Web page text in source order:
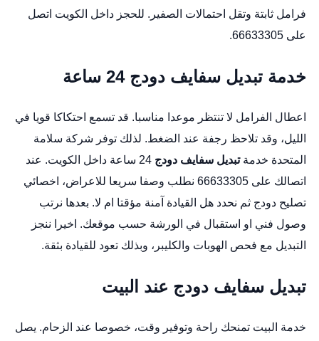
فرامل ثابتة وتقل احتمالات الصفير. للحجز داخل الكويت اتصل
على 66633305.
خدمة تبديل سفايف دودج 24 ساعة
اعطال الفرامل لا تنتظر موعدا مناسبا. قد تسمع احتكاكا قويا في
الليل، وقد تلاحظ رجفة عند الضغط. لذلك توفر شركة سلامة
المتحدة خدمةتبديل سفايف دودج
24 ساعة داخل الكويت. عند
اتصالك على 66633305 نطلب وصفا سريعا للاعراض،
اخصائي
تصليح دودج ثم نحدد هل القيادة آمنة مؤقتا ام لا. بعدها نرتب
وصول فني او استقبال في الورشة حسب موقعك. اخيرا ننجز
التبديل مع فحص الهوبات والكليبر، وبذلك تعود للقيادة بثقة.
تبديل سفايف دودج عند البيت
خدمة البيت تمنحك راحة وتوفير وقت، خصوصا عند الزحام. يصل